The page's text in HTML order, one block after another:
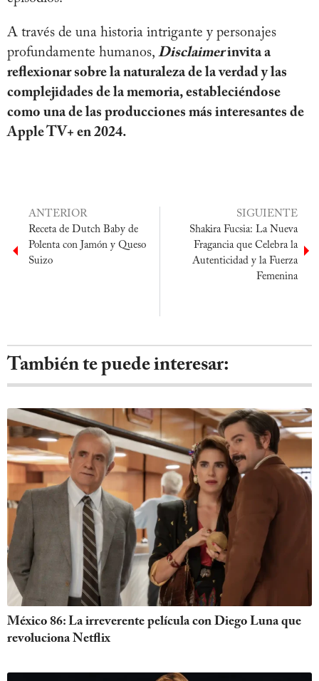
A través de una historia intrigante y personajes
profundamente humanos, Disclaimerinvita a
reflexionar sobre la naturaleza de la verdad y las
complejidades de la memoria, estableciéndose
como una de las producciones más interesantes de
Apple TV+ en 2024.
ANTERIOR
Receta de Dutch Baby de
Polenta con Jamón y Queso
Suizo
SIGUIENTE
Shakira Fucsia: La Nueva
Fragancia que Celebra la
Autenticidad y la Fuerza
Femenina
También te puede interesar:
México 86: La irreverente película con Diego Luna que
revoluciona Netflix